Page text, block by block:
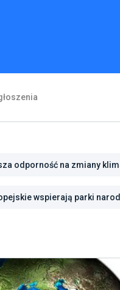
odporność na zmiany
wspierają parki